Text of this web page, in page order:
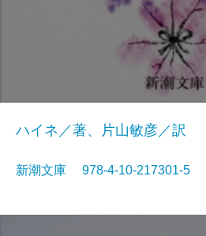
ハイネ／著、片山敏彦／訳
新潮文庫 978-4-10-217301-